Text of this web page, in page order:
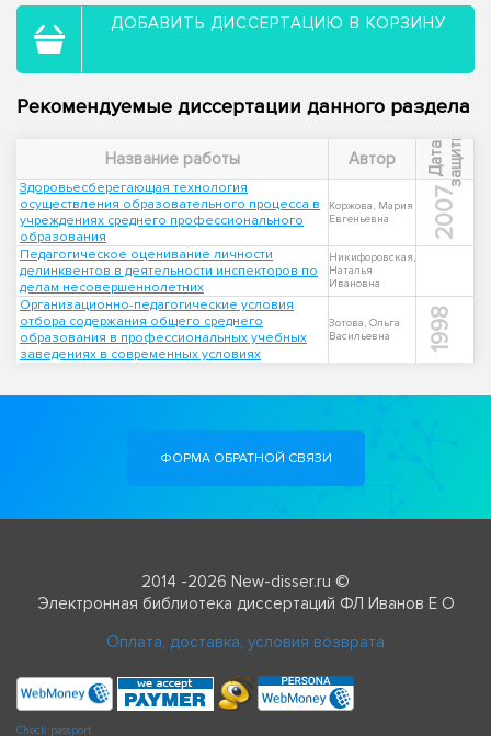
ДОБАВИТЬ ДИССЕРТАЦИЮ В КОРЗИНУ
Рекомендуемые диссертации данного раздела
Название работы Автор Д
а
т
а
з
а
щ
и
т ы
Здоровьесберегающая технология
осуществления образовательного процесса в
учреждениях среднего профессионального
образования
Коржова, Мария
Евгеньевна
2007
Педагогическое оценивание личности
делинквентов в деятельности инспекторов по
делам несовершеннолетних
Никифоровская,
Наталья
Ивановна
Организационно-педагогические условия
отбора содержания общего среднего
образования в профессиональных учебных
заведениях в современных условиях
Зотова, Ольга
Васильевна
1998
ФОРМА ОБРАТНОЙ СВЯЗИ
2014 -2026 New-disser.ru ©
Электронная библиотека диссертаций ФЛ Иванов Е О
Оплата, доставка, условия возврата
Check passport